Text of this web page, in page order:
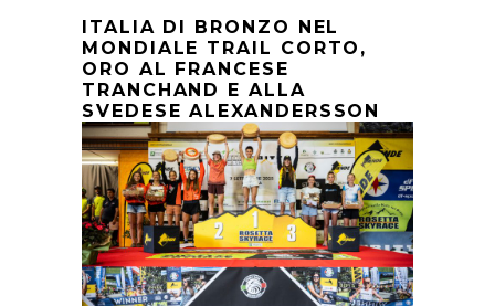
ITALIA DI BRONZO NEL
MONDIALE TRAIL CORTO,
ORO AL FRANCESE
TRANCHAND E ALLA
SVEDESE ALEXANDERSSON